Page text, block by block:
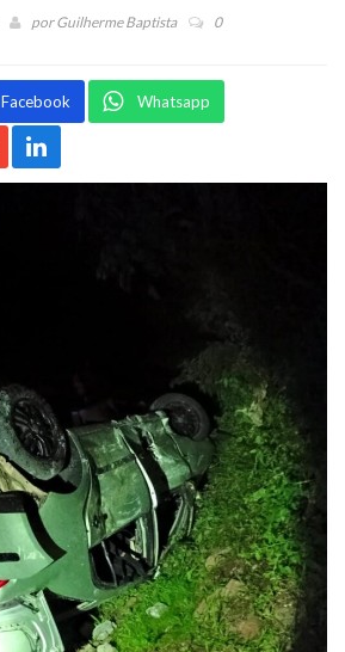
porGuilherme Baptista 0
Facebook Whatsapp